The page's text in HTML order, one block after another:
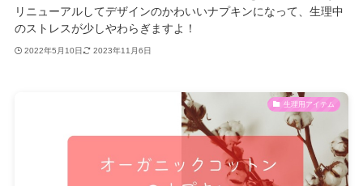
リニューアルしてデザインのかわいいナプキンになって、生理中
のストレスが少しやわらぎますよ！
2022年5月10日 2023年11月6日
生理用アイテム